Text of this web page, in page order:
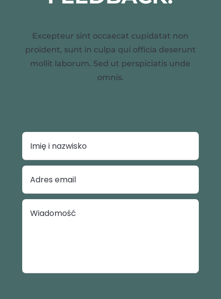
Excepteur sint occaecat cupidatat non
proident, sunt in culpa qui officia deserunt
mollit laborum. Sed ut perspiciatis unde
omnis.